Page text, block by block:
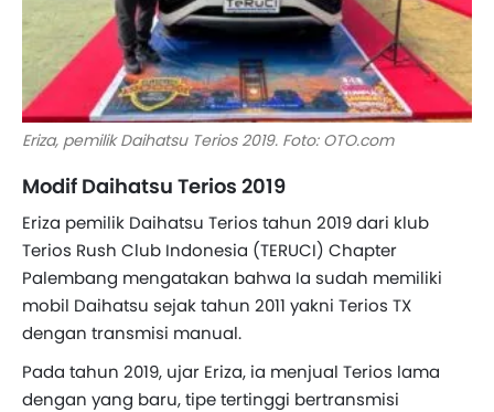
Eriza, pemilik Daihatsu Terios 2019. Foto: OTO.com
Modif Daihatsu Terios 2019
Eriza pemilik Daihatsu Terios tahun 2019 dari klub
Terios Rush Club Indonesia (TERUCI) Chapter
Palembang mengatakan bahwa Ia sudah memiliki
mobil Daihatsu sejak tahun 2011 yakni Terios TX
dengan transmisi manual.
Pada tahun 2019, ujar Eriza, ia menjual Terios lama
dengan yang baru, tipe tertinggi bertransmisi